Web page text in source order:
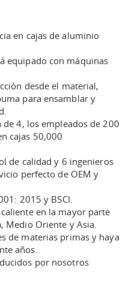
en cajas de aluminio
equipado con máquinas
desde el material,
para ensamblar y
de 4, los empleados de 200
cajas 50,000
de calidad y 6 ingenieros
perfecto de OEM y
2015 y BSCI.
en la mayor parte
Medio Oriente y Asia.
de materias primas y haya
años.
por nosotros